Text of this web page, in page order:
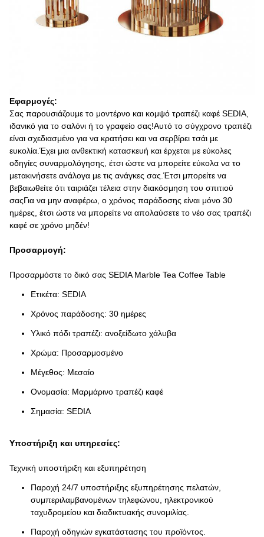
Εφαρμογές:
Σας παρουσιάζουμε το μοντέρνο και κομψό τραπέζι καφέ SEDIA,
ιδανικό για το σαλόνι ή το γραφείο σας!Αυτό το σύγχρονο τραπέζι
είναι σχεδιασμένο για να κρατήσει και να σερβίρει τσάι με
ευκολία.Έχει μια ανθεκτική κατασκευή και έρχεται με εύκολες
οδηγίες συναρμολόγησης, έτσι ώστε να μπορείτε εύκολα να το
μετακινήσετε ανάλογα με τις ανάγκες σας.Έτσι μπορείτε να
βεβαιωθείτε ότι ταιριάζει τέλεια στην διακόσμηση του σπιτιού
σαςΓια να μην αναφέρω, ο χρόνος παράδοσης είναι μόνο 30
ημέρες, έτσι ώστε να μπορείτε να απολαύσετε το νέο σας τραπέζι
καφέ σε χρόνο μηδέν!
Προσαρμογή:
Προσαρμόστε το δικό σας SEDIA Marble Tea Coffee Table
Ετικέτα: SEDIA
Χρόνος παράδοσης: 30 ημέρες
Υλικό πόδι τραπέζι: ανοξείδωτο χάλυβα
Χρώμα: Προσαρμοσμένο
Μέγεθος: Μεσαίο
Ονομασία: Μαρμάρινο τραπέζι καφέ
Σημασία: SEDIA
Υποστήριξη και υπηρεσίες:
Τεχνική υποστήριξη και εξυπηρέτηση
Παροχή 24/7 υποστήριξης εξυπηρέτησης πελατών,
συμπεριλαμβανομένων τηλεφώνου, ηλεκτρονικού
ταχυδρομείου και διαδικτυακής συνομιλίας.
Παροχή οδηγιών εγκατάστασης του προϊόντος.